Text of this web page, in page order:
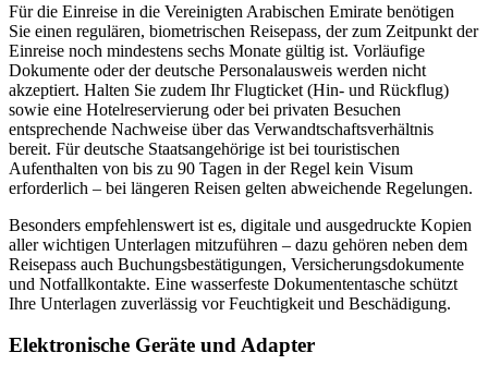
Für die Einreise in die Vereinigten Arabischen Emirate benötigen
Sie einen regulären, biometrischen Reisepass, der zum Zeitpunkt der
Einreise noch mindestens sechs Monate gültig ist. Vorläufige
Dokumente oder der deutsche Personalausweis werden nicht
akzeptiert. Halten Sie zudem Ihr Flugticket (Hin- und Rückflug)
sowie eine Hotelreservierung oder bei privaten Besuchen
entsprechende Nachweise über das Verwandtschaftsverhältnis
bereit. Für deutsche Staatsangehörige ist bei touristischen
Aufenthalten von bis zu 90 Tagen in der Regel kein Visum
erforderlich – bei längeren Reisen gelten abweichende Regelungen.
Besonders empfehlenswert ist es, digitale und ausgedruckte Kopien
aller wichtigen Unterlagen mitzuführen – dazu gehören neben dem
Reisepass auch Buchungsbestätigungen, Versicherungsdokumente
und Notfallkontakte. Eine wasserfeste Dokumententasche schützt
Ihre Unterlagen zuverlässig vor Feuchtigkeit und Beschädigung.
Elektronische Geräte und Adapter